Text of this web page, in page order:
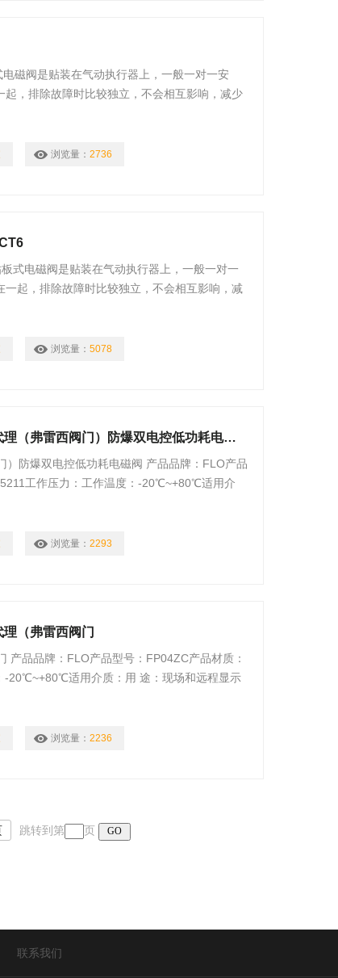
磁阀是贴装在气动执行器上，一般一对一安
，排除故障时比较独立，不会相互影响，减少
浏览量：2736
式电磁阀是贴装在气动执行器上，一般一对一
起，排除故障时比较独立，不会相互影响，减
浏览量：5078
FP04ZC美国*ASCO双电控电磁阀上海总代理（弗雷西阀门）防爆双电控低功耗电磁阀
）防爆双电控低功耗电磁阀 产品品牌：FLO产品
工作压力：工作温度：-20℃~+80℃适用介
浏览量：2293
（弗雷西阀门
产品品牌：FLO产品型号：FP04ZC产品材质：
-20℃~+80℃适用介质：用 途：现场和远程显示
浏览量：2236
跳转到第 页
联系我们